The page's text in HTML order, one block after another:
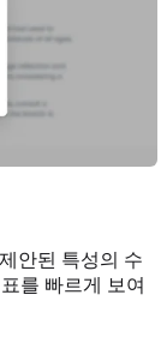
안된 특성의 수
를 빠르게 보여